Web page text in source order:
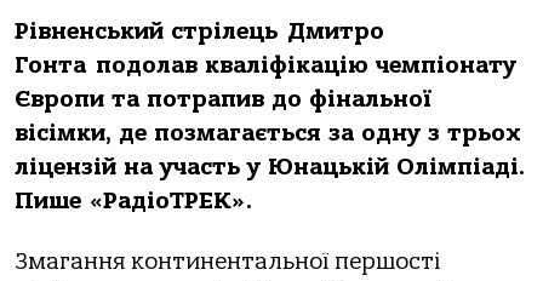
Рівненський стрілець Дмитро
Гонта подолав кваліфікацію чемпіонату
Європи та потрапив до фінальної
вісімки, де позмагається за одну з трьох
ліцензій на участь у Юнацькій Олімпіаді.
Пише «РадіоТРЕК».
Змагання континентальної першості